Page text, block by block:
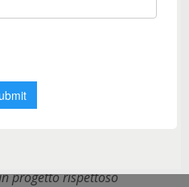
Argentario.
con passione e
i sapori del
progetto rispettoso